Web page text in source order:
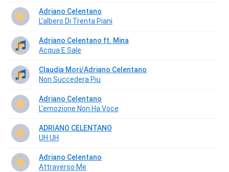
Adriano Celentano
L'albero Di Trenta Piani
Adriano Celentano ft. Mina
Acqua E Sale
Claudia Mori/Adriano Celentano
Non Succedera Piu
Adriano Celentano
L'emozione Non Ha Voce
ADRIANO CELENTANO
UH UH
Adriano Celentano
Attraverso Me